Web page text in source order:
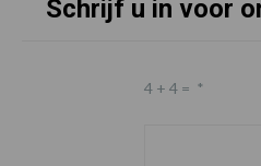
Schrijf u in voor
4 + 4 = *